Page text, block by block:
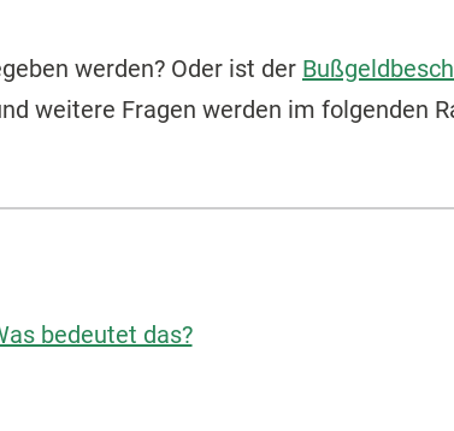
werden? Oder ist der
weitere Fragen werden im folgenden
bedeutet das?